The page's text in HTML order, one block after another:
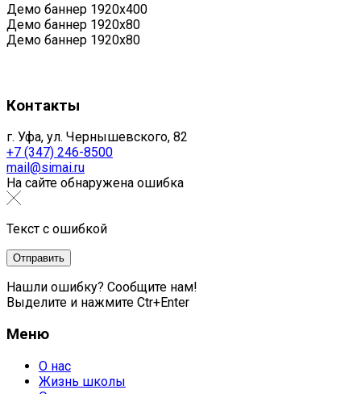
Демо баннер 1920х400
Демо баннер 1920x80
Демо баннер 1920x80
Контакты
г. Уфа, ул. Чернышевского, 82
+7 (347) 246-8500
mail@simai.ru
На сайте обнаружена ошибка
Текст с ошибкой
Нашли ошибку? Сообщите нам!
Выделите и нажмите Ctr+Enter
Меню
О нас
Жизнь школы